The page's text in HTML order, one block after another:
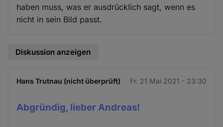
haben muss, was er ausdrücklich sagt, wenn es
nicht in sein Bild passt.
Diskussion anzeigen
Hans Trutnau (nicht überprüft) Fr. 21 Mai 2021 - 23:30
Abgründig, lieber Andreas!